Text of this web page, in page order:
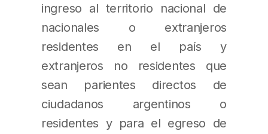
ingreso al territorio nacional de
nacionales o extranjeros
residentes en el país y
extranjeros no residentes que
sean parientes directos de
ciudadanos argentinos o
residentes y para el egreso de